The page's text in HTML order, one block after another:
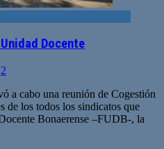
Docente
2
a cabo una reunión de Cogestión
de los todos los sindicatos que
Bonaerense –FUDB-, la